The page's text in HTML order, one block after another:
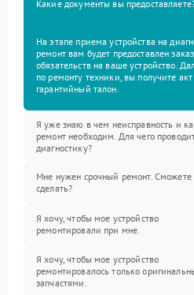
Какие документы вы
На этапе приема устройства на
ремонт вам будет предоставлен
обязательств на ваше устройство.
по ремонту техники, вы получите
гарантийный талон.
Я уже знаю в чем неисправность и
ремонт необходим. Для чего
диагностику?
Мне нужен срочный ремонт. Сможете
сделать?
Я хочу, чтобы мое устройство
ремонтировали при мне.
Я хочу, чтобы мое устройство
ремонтировалось только
запчастями.